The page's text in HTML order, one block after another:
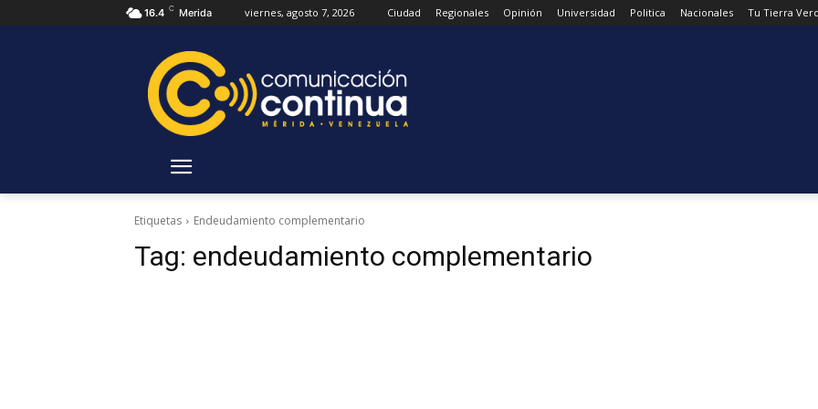
16.4 C Merida viernes, agosto 7, 2026 Ciudad Regionales Opinión Universidad Politica Nacionales Tu Tierra
Etiquetas Endeudamiento complementario
Tag: endeudamiento complementario